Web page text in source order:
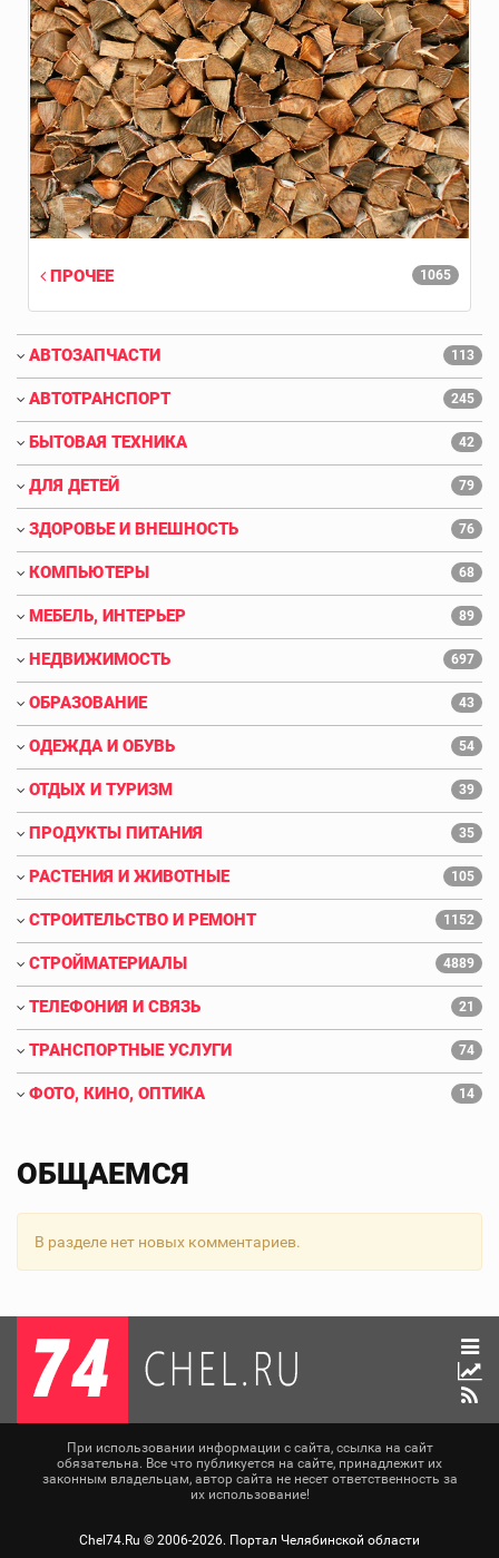
1065
ПРОЧЕЕ
АВТОЗАПЧАСТИ 113
АВТОТРАНСПОРТ 245
БЫТОВАЯ ТЕХНИКА 42
ДЛЯ ДЕТЕЙ 79
ЗДОРОВЬЕ И ВНЕШНОСТЬ 76
КОМПЬЮТЕРЫ 68
МЕБЕЛЬ, ИНТЕРЬЕР 89
НЕДВИЖИМОСТЬ 697
ОБРАЗОВАНИЕ 43
ОДЕЖДА И ОБУВЬ 54
ОТДЫХ И ТУРИЗМ 39
ПРОДУКТЫ ПИТАНИЯ 35
РАСТЕНИЯ И ЖИВОТНЫЕ 105
СТРОИТЕЛЬСТВО И РЕМОНТ 1152
СТРОЙМАТЕРИАЛЫ 4889
ТЕЛЕФОНИЯ И СВЯЗЬ 21
ТРАНСПОРТНЫЕ УСЛУГИ 74
ФОТО, КИНО, ОПТИКА 14
ОБЩАЕМСЯ
В разделе нет новых комментариев.
При использовании информации с сайта, ссылка на сайт
обязательна. Все что публикуется на сайте, принадлежит их
законным владельцам, автор сайта не несет ответственность за
их использование!
Chel74.Ru © 2006-2026. Портал Челябинской области